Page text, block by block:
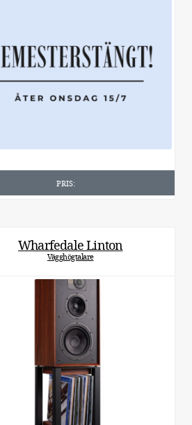
PRIS:
Wharfedale Linton
Vägghögtalare